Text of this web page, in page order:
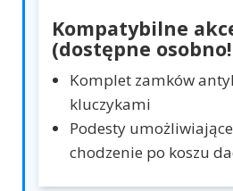
Kompatybilne
(dostępne
Komplet zamków
kluczykami
Podesty
chodzenie po koszu